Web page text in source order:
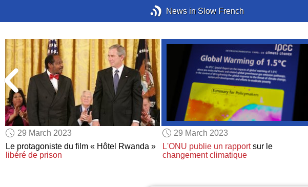
News in Slow French
29 March 2023
Le protagoniste du film « Hôtel Rwanda »
libéré de prison
29 March 2023
L'ONU publie un rapportsur le
changement climatique